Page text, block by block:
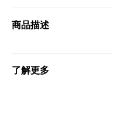
商品描述
了解更多